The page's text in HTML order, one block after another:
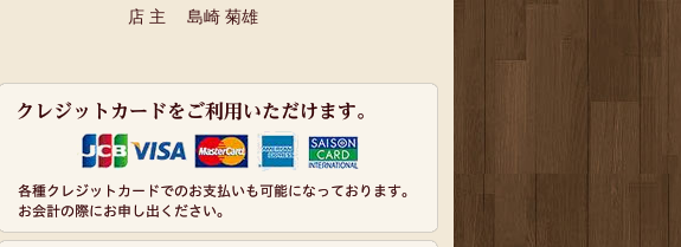
店 主 島崎 菊雄